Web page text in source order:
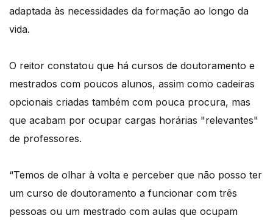
adaptada às necessidades da formação ao longo da
vida.
O reitor constatou que há cursos de doutoramento e
mestrados com poucos alunos, assim como cadeiras
opcionais criadas também com pouca procura, mas
que acabam por ocupar cargas horárias "relevantes"
de professores.
“Temos de olhar à volta e perceber que não posso ter
um curso de doutoramento a funcionar com três
pessoas ou um mestrado com aulas que ocupam